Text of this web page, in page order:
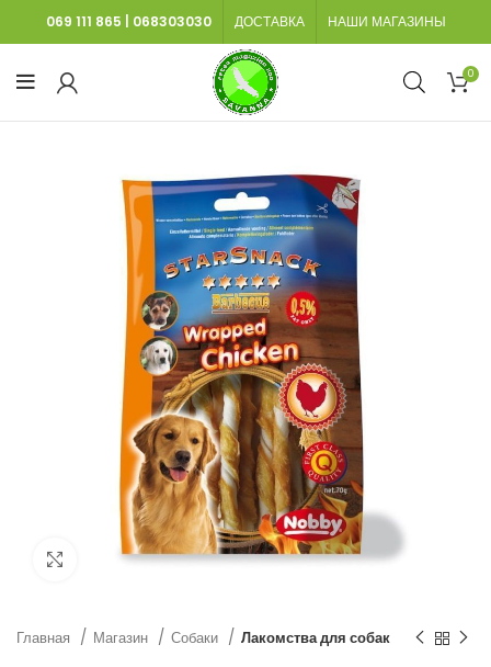
069 111 865 068303030 ДОСТАВКА НАШИ МАГАЗИНЫ
0
Нажмите, чтобы увеличить
Главная Магазин Собаки Лакомства для собак